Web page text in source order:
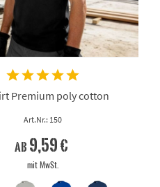
Premium poly cotton
Art.Nr.: 150
ab 9,59 €
mit MwSt.